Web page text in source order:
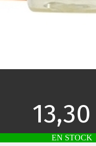
EN STOCK